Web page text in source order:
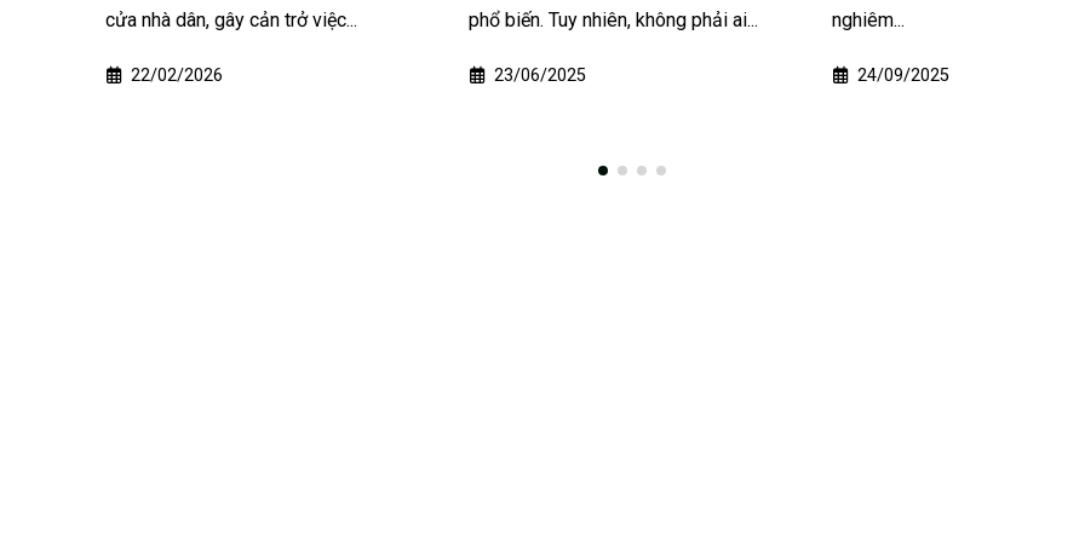
phổ biến. Tuy nhiên, không phải ai...
23/06/2025
nghiêm...
24/09/2025